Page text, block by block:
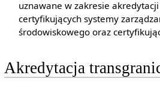
uznawane w zakresie
certyfikujących systemy
środowiskowego oraz
Akredytacja